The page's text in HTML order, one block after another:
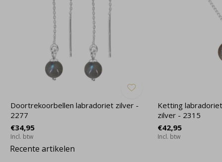
Doortrekoorbellen labradoriet zilver -
2277
€34,95
Incl. btw
Ketting
zilver - 2315
€42,95
Incl. btw
Recente artikelen